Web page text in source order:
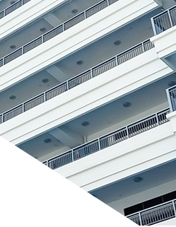
學校刊物
校車服務
選用書目
聯絡我們
常識/人
科學
音樂科
視藝科
體育科
宗教科
普通話科